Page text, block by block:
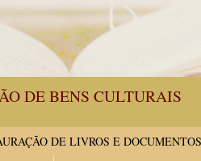
DE BENS CULTURAIS
DE LIVROS E